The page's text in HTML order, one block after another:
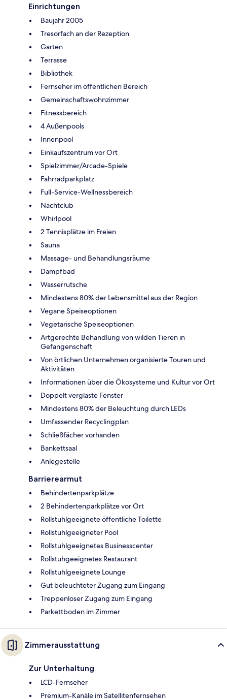
Einrichtungen
Baujahr 2005
Tresorfach an der Rezeption
Garten
Terrasse
Bibliothek
Fernseher im öffentlichen Bereich
Gemeinschaftswohnzimmer
Fitnessbereich
4 Außenpools
Innenpool
Einkaufszentrum vor Ort
Spielzimmer/Arcade-Spiele
Fahrradparkplatz
Full-Service-Wellnessbereich
Nachtclub
Whirlpool
2 Tennisplätze im Freien
Sauna
Massage- und Behandlungsräume
Dampfbad
Wasserrutsche
Mindestens 80% der Lebensmittel aus der Region
Vegane Speiseoptionen
Vegetarische Speiseoptionen
Artgerechte Behandlung von wilden Tieren in
Gefangenschaft
Von örtlichen Unternehmen organisierte Touren und
Aktivitäten
Informationen über die Ökosysteme und Kultur vor Ort
Doppelt verglaste Fenster
Mindestens 80% der Beleuchtung durch LEDs
Umfassender Recyclingplan
Schließfächer vorhanden
Bankettsaal
Anlegestelle
Barrierearmut
Behindertenparkplätze
2 Behindertenparkplätze vor Ort
Rollstuhlgeeignete öffentliche Toilette
Rollstuhlgeeigneter Pool
Rollstuhlgeeignetes Businesscenter
Rollstuhgeeignetes Restaurant
Rollstuhlgeeignete Lounge
Gut beleuchteter Zugang zum Eingang
Treppenloser Zugang zum Eingang
Parkettboden im Zimmer
Zimmerausstattung
Zur Unterhaltung
LCD-Fernseher
Premium-Kanäle im Satellitenfernsehen